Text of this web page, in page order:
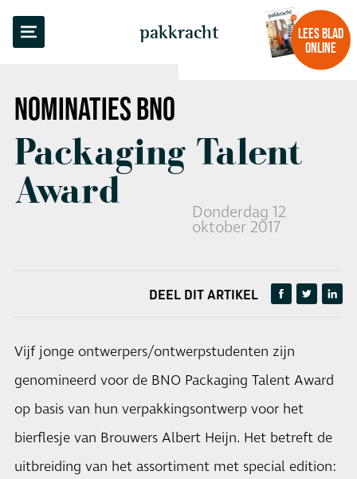
pakkracht
LEES BLAD
ONLINE
NOMINATIESBNO
Packaging Talent
Award
Donderdag 12
oktober 2017
TERUG NAAR OVERZICHT
DEEL DIT ARTIKEL
Vijf jonge ontwerpers/ontwerpstudenten zijn
genomineerd voor de BNO Packaging Talent Award
op basis van hun verpakkingsontwerp voor het
bierflesje van Brouwers Albert Heijn. Het betreft de
uitbreiding van het assortiment met special edition: